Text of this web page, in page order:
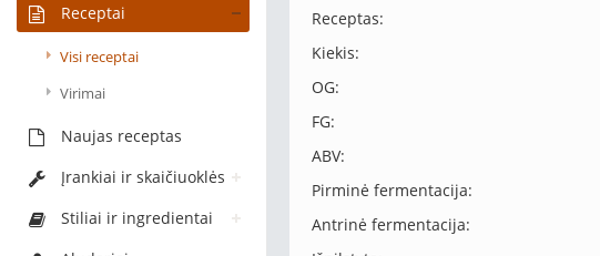
Receptai
Visi receptai
Virimai
Naujas receptas
Įrankiai ir skaičiuoklės
Stiliai ir ingredientai
Receptas:
Kiekis:
OG:
FG:
ABV:
Pirminė fermentacija:
Antrinė fermentacija: